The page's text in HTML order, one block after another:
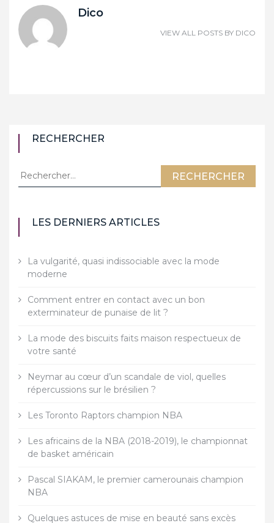
Dico
VIEW ALL POSTS BY DICO
RECHERCHER
Rechercher :
LES DERNIERS ARTICLES
La vulgarité, quasi indissociable avec la mode
moderne
Comment entrer en contact avec un bon
exterminateur de punaise de lit ?
La mode des biscuits faits maison respectueux de
votre santé
Neymar au cœur d’un scandale de viol, quelles
répercussions sur le brésilien ?
Les Toronto Raptors champion NBA
Les africains de la NBA (2018-2019), le championnat
de basket américain
Pascal SIAKAM, le premier camerounais champion
NBA
Quelques astuces de mise en beauté sans excès